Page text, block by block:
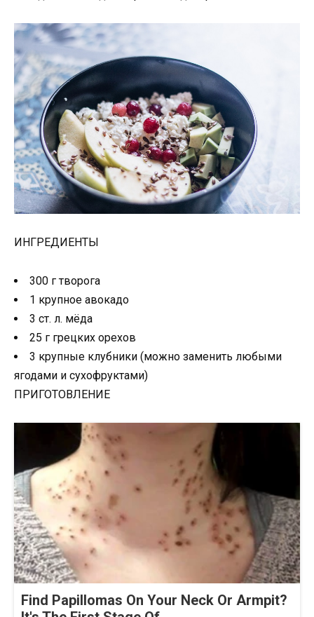
ИНГРЕДИЕНТЫ
300 г творога
1 крупное авокадо
3 ст. л. мёда
25 г грецких орехов
3 крупные клубники (можно заменить любыми
ягодами и сухофруктами)
ПРИГОТОВЛЕНИЕ
Find Papillomas On Your Neck Or Armpit?